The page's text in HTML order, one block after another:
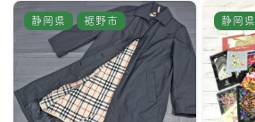
静岡県 裾野市 静岡県